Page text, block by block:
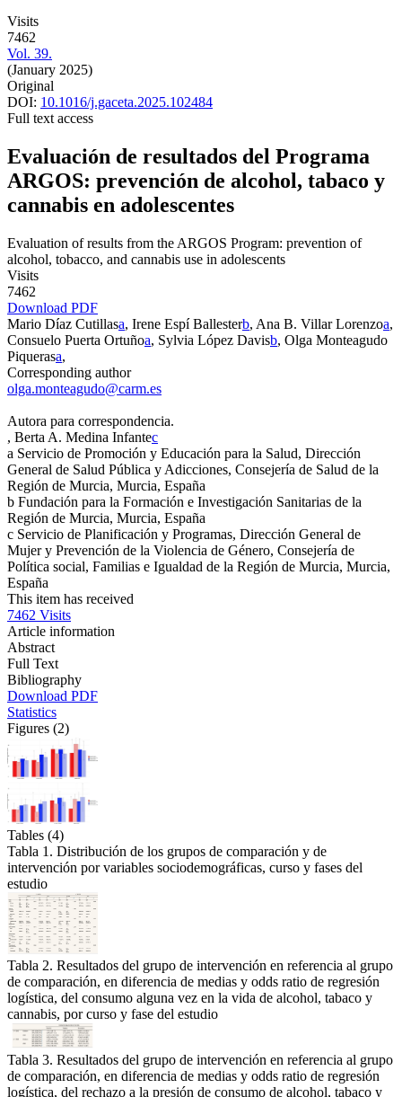
Visits
7462
Vol. 39.
(January 2025)
Original
DOI: 10.1016/j.gaceta.2025.102484
Full text access
Evaluación de resultados del Programa
ARGOS: prevención de alcohol, tabaco y
cannabis en adolescentes
Evaluation of results from the ARGOS Program: prevention of
alcohol, tobacco, and cannabis use in adolescents
Visits
7462
Download PDF
Mario Díaz Cutillasa, Irene Espí Ballesterb, Ana B. Villar Lorenzoa,
Consuelo Puerta Ortuñoa, Sylvia López Davisb, Olga Monteagudo
Piquerasa,
Corresponding author
olga.monteagudo@carm.es
Autora para correspondencia.
, Berta A. Medina Infantec
a Servicio de Promoción y Educación para la Salud, Dirección
General de Salud Pública y Adicciones, Consejería de Salud de la
Región de Murcia, Murcia, España
b Fundación para la Formación e Investigación Sanitarias de la
Región de Murcia, Murcia, España
c Servicio de Planificación y Programas, Dirección General de
Mujer y Prevención de la Violencia de Género, Consejería de
Política social, Familias e Igualdad de la Región de Murcia, Murcia,
España
This item has received
7462 Visits
Article information
Abstract
Full Text
Bibliography
Download PDF
Statistics
Figures (2)
Tables (4)
Tabla 1. Distribución de los grupos de comparación y de
intervención por variables sociodemográficas, curso y fases del
estudio
Tabla 2. Resultados del grupo de intervención en referencia al grupo
de comparación, en diferencia de medias y odds ratio de regresión
logística, del consumo alguna vez en la vida de alcohol, tabaco y
cannabis, por curso y fase del estudio
Tabla 3. Resultados del grupo de intervención en referencia al grupo
de comparación, en diferencia de medias y odds ratio de regresión
logística, del rechazo a la presión de consumo de alcohol, tabaco y